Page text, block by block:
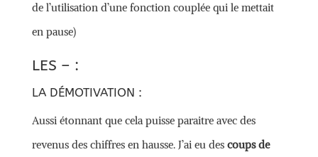
de l’utilisation d’une fonction couplée qui le mettait
en pause)
LES – :
LA DÉMOTIVATION :
Aussi étonnant que cela puisse paraitre avec des
revenus des chiffres en hausse. J’ai eu des coups de